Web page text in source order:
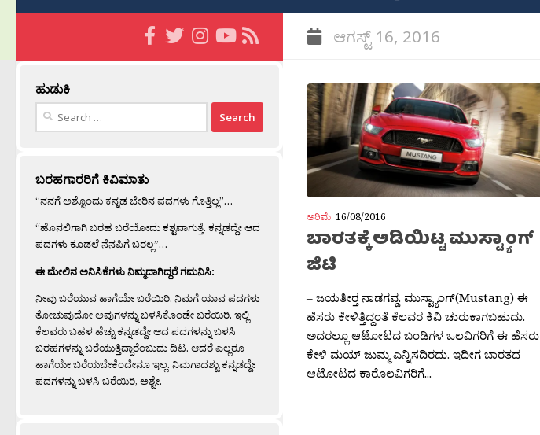
ಆಗಸ್ಟ್ 16, 2016
ಅರಿಮೆ 16/08/2016
ಬಾರತಕ್ಕೆ ಅಡಿಯಿಟ್ಟ ಮುಸ್ಟ್ಯಾಂಗ್
ಜಿಟಿ
– ಜಯತೀರ‍್ತ ನಾಡಗವ್ಡ. ಮುಸ್ಟ್ಯಾಂಗ್(Mustang) ಈ
ಹೆಸರು ಕೇಳಿತ್ತಿದ್ದಂತೆ ಕೆಲವರ ಕಿವಿ ಚುರುಕಾಗಬಹುದು.
ಅದರಲ್ಲೂ ಆಟೋಟದ ಬಂಡಿಗಳ ಒಲವಿಗರಿಗೆ ಈ ಹೆಸರು
ಕೇಳಿ ಮಯ್ ಜುಮ್ಮ ಎನ್ನಿಸದಿರದು. ಇದೀಗ ಬಾರತದ
ಆಟೋಟದ ಕಾರೊಲವಿಗರಿಗೆ...
ಹುಡುಕಿ
Search
ಬರಹಗಾರರಿಗೆ ಕಿವಿಮಾತು
“ನನಗೆ ಅಶ್ಟೊಂದು ಕನ್ನಡ ಬೇರಿನ ಪದಗಳು ಗೊತ್ತಿಲ್ಲ”…
“ಹೊನಲಿಗಾಗಿ ಬರಹ ಬರೆಯೋದು ಕಶ್ಟವಾಗುತ್ತೆ. ಕನ್ನಡದ್ದೇ ಆದ
ಪದಗಳು ಕೂಡಲೆ ನೆನಪಿಗೆ ಬರಲ್ಲ”…
ಈ ಮೇಲಿನ ಅನಿಸಿಕೆಗಳು ನಿಮ್ಮದಾಗಿದ್ದರೆ ಗಮನಿಸಿ:
ನೀವು ಬರೆಯುವ ಹಾಗೆಯೇ ಬರೆಯಿರಿ. ನಿಮಗೆ ಯಾವ ಪದಗಳು
ತೋಚುವುದೋ ಅವುಗಳನ್ನು ಬಳಸಿಕೊಂಡೇ ಬರೆಯಿರಿ. ಇಲ್ಲಿ
ಕೆಲವರು ಬಹಳ ಹೆಚ್ಚು ಕನ್ನಡದ್ದೇ ಆದ ಪದಗಳನ್ನು ಬಳಸಿ
ಬರಹಗಳನ್ನು ಬರೆಯುತ್ತಿದ್ದಾರೆಂಬುದು ದಿಟ. ಆದರೆ ಎಲ್ಲರೂ
ಹಾಗೆಯೇ ಬರೆಯಬೇಕೆಂದೇನೂ ಇಲ್ಲ. ನಿಮಗಾದಶ್ಟು ಕನ್ನಡದ್ದೇ
ಪದಗಳನ್ನು ಬಳಸಿ ಬರೆಯಿರಿ, ಅಶ್ಟೇ.